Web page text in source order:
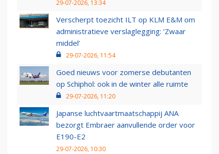
29-07-2026, 13:34
Verscherpt toezicht ILT op KLM E&M om
administratieve verslaglegging: ‘Zwaar
middel’
29-07-2026, 11:54
Goed nieuws voor zomerse debutanten
op Schiphol: ook in de winter alle ruimte
29-07-2026, 11:20
Japanse luchtvaartmaatschappij ANA
bezorgt Embraer aanvullende order voor
E190-E2
29-07-2026, 10:30